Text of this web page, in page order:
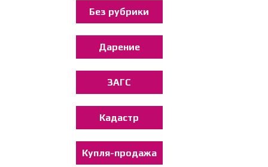
Без рубрики
Дарение
ЗАГС
Кадастр
Купля-продажа